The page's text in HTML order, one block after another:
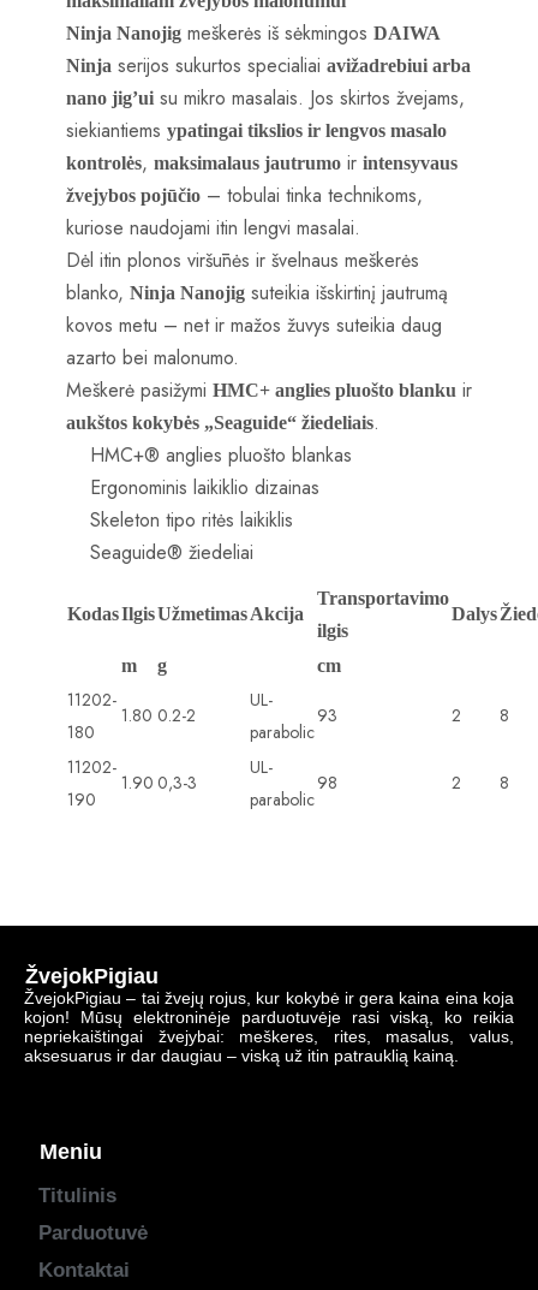
Ninja Nanojig meškerės iš sėkmingos DAIWA
Ninja serijos sukurtos specialiai avižadrebiui arba
nano jig’ui su mikro masalais. Jos skirtos žvejams,
siekiantiems ypatingai tikslios ir lengvos masalo
kontrolės, maksimalaus jautrumo ir intensyvaus
žvejybos pojūčio – tobulai tinka technikoms,
kuriose naudojami itin lengvi masalai.
Dėl itin plonos viršūnės ir švelnaus meškerės
blanko, Ninja Nanojig suteikia išskirtinį jautrumą
kovos metu – net ir mažos žuvys suteikia daug
azarto bei malonumo.
Meškerė pasižymi HMC+ anglies pluošto blanku ir
aukštos kokybės „Seaguide“ žiedeliais.
HMC+® anglies pluošto blankas
Ergonominis laikiklio dizainas
Skeleton tipo ritės laikiklis
Seaguide® žiedeliai
KodasIlgisUžmetimasAkcija
Transportavimo
ilgis
Dalys
m g cm
11202-
180
1.80 0.2-2
UL-
parabolic
93 2 8
11202-
190
1.90 0,3-3
UL-
parabolic
98 2 8
ŽvejokPigiau
ŽvejokPigiau – tai žvejų rojus, kur kokybė ir gera kaina eina koja
kojon! Mūsų elektroninėje parduotuvėje rasi viską, ko reikia
nepriekaištingai žvejybai: meškeres, rites, masalus, valus,
aksesuarus ir dar daugiau – viską už itin patrauklią kainą.
Meniu
Titulinis
Parduotuvė
Kontaktai